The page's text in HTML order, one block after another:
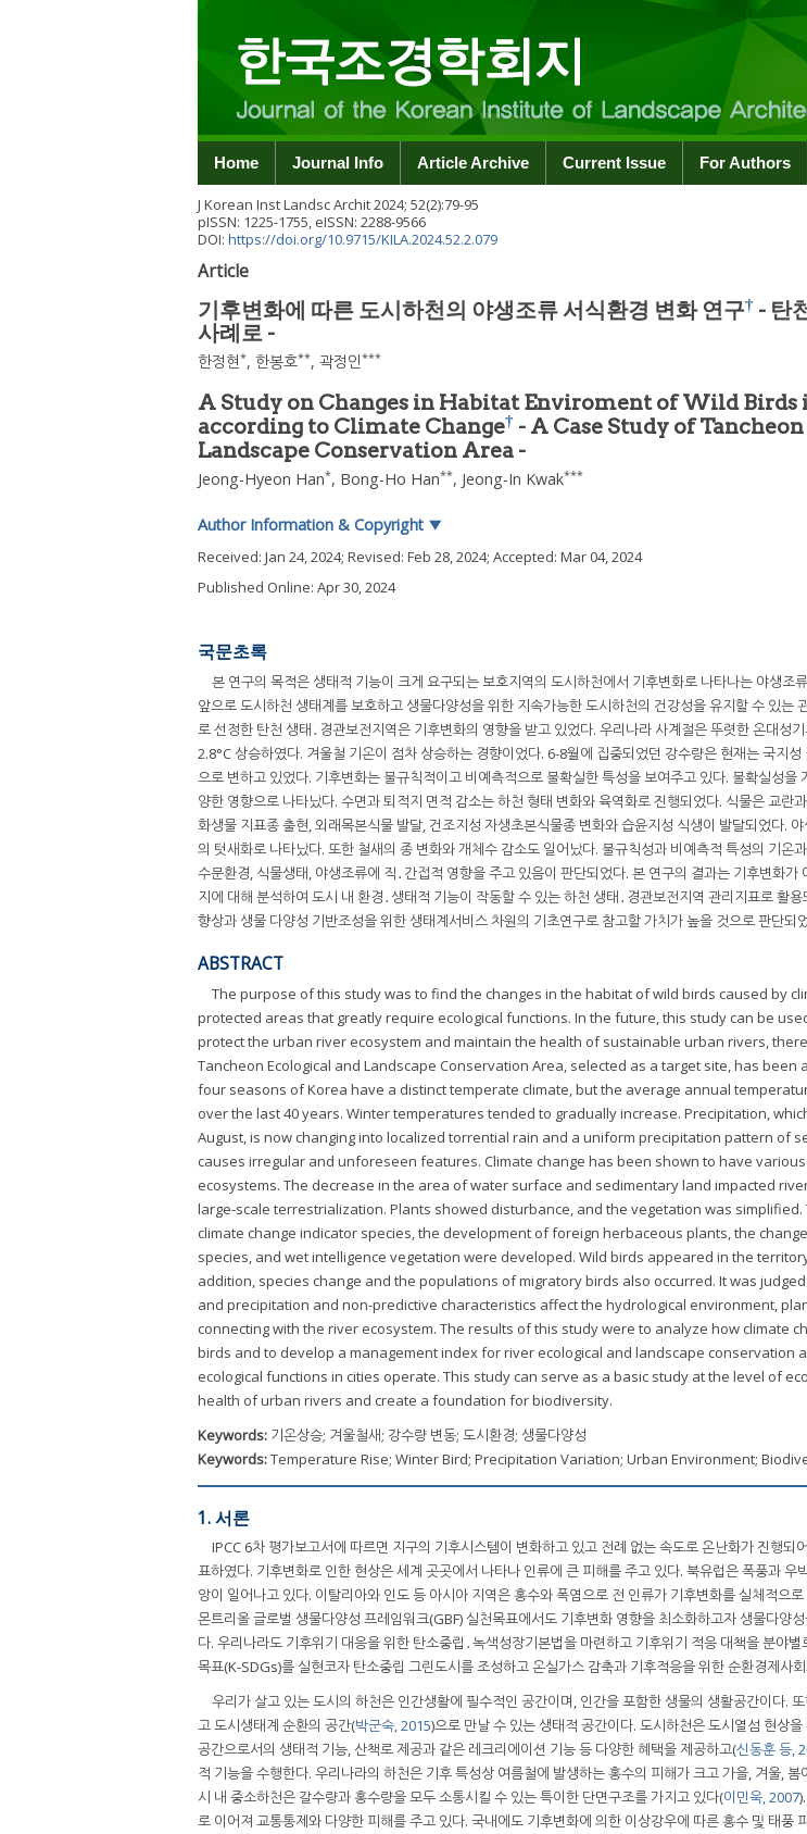
Home Journal Info Article Archive Current Issue For Authors
J Korean Inst Landsc Archit2024; 52(2):79-95
pISSN: 1225-1755, eISSN: 2288-9566
DOI: https://doi.org/10.9715/KILA.2024.52.2.079
Article
기후변화에 따른 도시하천의 야생조류 서식환경 변화 연구† - 탄
사례로 -
한정현*, 한봉호**, 곽정인***
A Study on Changes in Habitat Enviroment of Wild Birds
according to Climate Change† - A Case Study of
Landscape Conservation Area -
Jeong-Hyeon Han*, Bong-Ho Han**, Jeong-In Kwak***
Author Information & Copyright ▼
Received: Jan 24, 2024; Revised: Feb 28, 2024; Accepted: Mar 04, 2024
Published Online: Apr 30, 2024
국문초록
본 연구의 목적은 생태적 기능이 크게 요구되는 보호지역의 도시하천에서 기후변화로 나타나는 야생조
앞으로 도시하천 생태계를 보호하고 생물다양성을 위한 지속가능한 도시하천의 건강성을 유지할 수 있는
로 선정한 탄천 생태․경관보전지역은 기후변화의 영향을 받고 있었다. 우리나라 사계절은 뚜렷한 온대성
2.8°C 상승하였다. 겨울철 기온이 점차 상승하는 경향이었다. 6-8월에 집중되었던 강수량은 현재는 국지
으로 변하고 있었다. 기후변화는 불규칙적이고 비예측적으로 불확실한 특성을 보여주고 있다. 불확실성을
양한 영향으로 나타났다. 수면과 퇴적지 면적 감소는 하천 형태 변화와 육역화로 진행되었다. 식물은 교란
화생물 지표종 출현, 외래목본식물 발달, 건조지성 자생초본식물종 변화와 습윤지성 식생이 발달되었다.
의 텃새화로 나타났다. 또한 철새의 종 변화와 개체수 감소도 일어났다. 불규칙성과 비예측적 특성의 기온
수문환경, 식물생태, 야생조류에 직․간접적 영향을 주고 있음이 판단되었다. 본 연구의 결과는 기후변화가
지에 대해 분석하여 도시 내 환경․생태적 기능이 작동할 수 있는 하천 생태․경관보전지역 관리지표로 활
향상과 생물 다양성 기반조성을 위한 생태계서비스 차원의 기초연구로 참고할 가치가 높을 것으로 판단되
ABSTRACT
The purpose of this study was to find the changes in the habitat of wild birds caused by
protected areas that greatly require ecological functions. In the future, this study can be
protect the urban river ecosystem and maintain the health of sustainable urban rivers,
Tancheon Ecological and Landscape Conservation Area, selected as a target site, has been
four seasons of Korea have a distinct temperate climate, but the average annual
over the last 40 years. Winter temperatures tended to gradually increase. Precipitation,
August, is now changing into localized torrential rain and a uniform precipitation pattern of
causes irregular and unforeseen features. Climate change has been shown to have
ecosystems. The decrease in the area of water surface and sedimentary land impacted
large-scale terrestrialization. Plants showed disturbance, and the vegetation was
climate change indicator species, the development of foreign herbaceous plants, the
species, and wet intelligence vegetation were developed. Wild birds appeared in the
addition, species change and the populations of migratory birds also occurred. It was
and precipitation and non-predictive characteristics affect the hydrological environment,
connecting with the river ecosystem. The results of this study were to analyze how climate
birds and to develop a management index for river ecological and landscape conservation
ecological functions in cities operate. This study can serve as a basic study at the level of
health of urban rivers and create a foundation for biodiversity.
Keywords: 기온상승; 겨울철새; 강수량 변동; 도시환경; 생물다양성
Keywords:Temperature Rise; Winter Bird; Precipitation Variation; Urban Environment;
1. 서론
IPCC 6차 평가보고서에 따르면 지구의 기후시스템이 변화하고 있고 전례 없는 속도로 온난화가 진행되
표하였다. 기후변화로 인한 현상은 세계 곳곳에서 나타나 인류에 큰 피해를 주고 있다. 북유럽은 폭풍과 우
앙이 일어나고 있다. 이탈리아와 인도 등 아시아 지역은 홍수와 폭염으로 전 인류가 기후변화를 실체적으
몬트리올 글로벌 생물다양성 프레임워크(GBF) 실천목표에서도 기후변화 영향을 최소화하고자 생물다양
다. 우리나라도 기후위기 대응을 위한 탄소중립․녹색성장기본법을 마련하고 기후위기 적응 대책을 분야
목표(K-SDGs)를 실현코자 탄소중립 그린도시를 조성하고 온실가스 감축과 기후적응을 위한 순환경제사
우리가 살고 있는 도시의 하천은 인간생활에 필수적인 공간이며, 인간을 포함한 생물의 생활공간이다.
고 도시생태계 순환의 공간(박군숙, 2015)으로 만날 수 있는 생태적 공간이다. 도시하천은 도시열섬 현상
공간으로서의 생태적 기능, 산책로 제공과 같은 레크리에이션 기능 등 다양한 혜택을 제공하고(신동훈 등,
적 기능을 수행한다. 우리나라의 하천은 기후 특성상 여름철에 발생하는 홍수의 피해가 크고 가을, 겨울,
시 내 중소하천은 갈수량과 홍수량을 모두 소통시킬 수 있는 특이한 단면구조를 가지고 있다(이민욱, 2007
로 이어져 교통통제와 다양한 피해를 주고 있다. 국내에도 기후변화에 의한 이상강우에 따른 홍수 및 태풍